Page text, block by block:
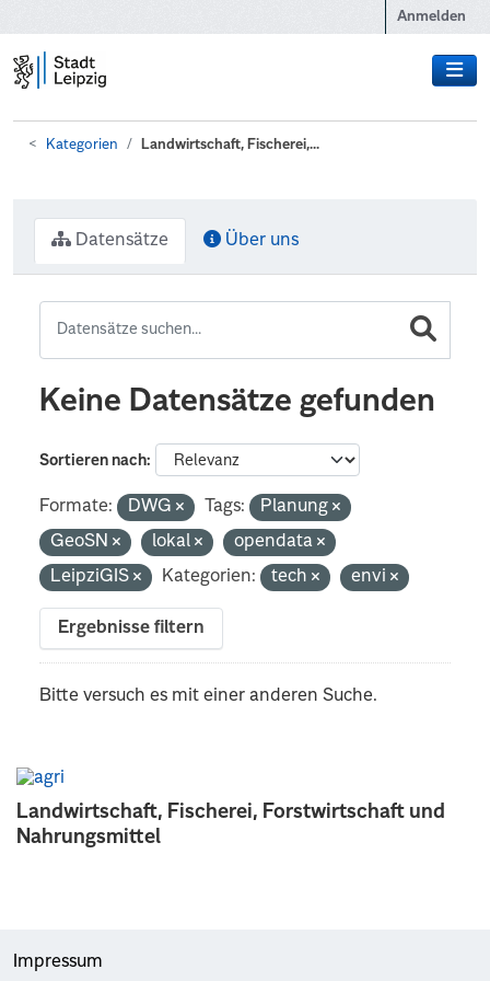
Anmelden
Kategorien Landwirtschaft, Fischerei,...
Landwirtschaft, Fischerei, Forstwirtschaft und
Nahrungsmittel
Datensätze Über uns
Keine Datensätze gefunden
Sortieren nach
Formate: DWG Tags:
Planung
GeoSN
lokal
opendata
LeipziGIS
Kategorien: tech envi
Ergebnisse filtern
Bitte versuch es mit einer anderen Suche.
Impressum